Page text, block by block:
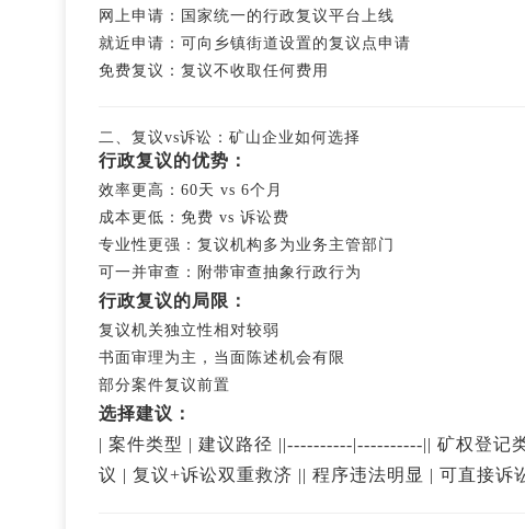
网上申请：国家统一的行政复议平台上线
就近申请：可向乡镇街道设置的复议点申请
免费复议：复议不收取任何费用
二、复议vs诉讼：矿山企业如何选择
行政复议的优势：
效率更高：60天 vs 6个月
成本更低：免费 vs 诉讼费
专业性更强：复议机构多为业务主管部门
可一并审查：附带审查抽象行政行为
行政复议的局限：
复议机关独立性相对较弱
书面审理为主，当面陈述机会有限
部分案件复议前置
选择建议：
| 案件类型 | 建议路径 ||----------|----------|| 矿权登记
议 | 复议+诉讼双重救济 || 程序违法明显 | 可直接诉